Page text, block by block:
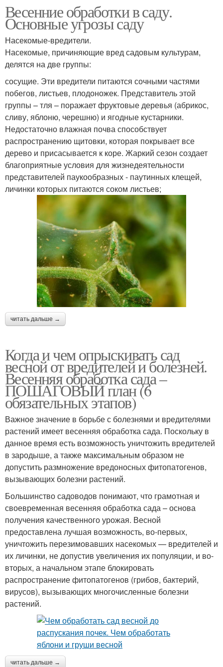
Весенние обработки в саду.
Основные угрозы саду
Насекомые-вредители.
Насекомые, причиняющие вред садовым культурам,
делятся на две группы:
сосущие. Эти вредители питаются сочными частями
побегов, листьев, плодоножек. Представитель этой
группы – тля – поражает фруктовые деревья (абрикос,
сливу, яблоню, черешню) и ягодные кустарники.
Недостаточно влажная почва способствует
распространению щитовки, которая покрывает все
дерево и присасывается к коре. Жаркий сезон создает
благоприятные условия для жизнедеятельности
представителей паукообразных - паутинных клещей,
личинки которых питаются соком листьев;
читать дальше →
Когда и чем опрыскивать сад
весной от вредителей и болезней.
Весенняя обработка сада –
ПОШАГОВЫЙ план (6
обязательных этапов)
Важное значение в борьбе с болезнями и вредителями
растений имеет весенняя обработка сада. Поскольку в
данное время есть возможность уничтожить вредителей
в зародыше, а также максимальным образом не
допустить размножение вредоносных фитопатогенов,
вызывающих болезни растений.
Большинство садоводов понимают, что грамотная и
своевременная весенняя обработка сада – основа
получения качественного урожая. Весной
предоставлена лучшая возможность, во-первых,
уничтожить перезимовавших насекомых — вредителей и
их личинки, не допустив увеличения их популяции, и во-
вторых, а начальном этапе блокировать
распространение фитопатогенов (грибов, бактерий,
вирусов), вызывающих многочисленные болезни
растений.
читать дальше →